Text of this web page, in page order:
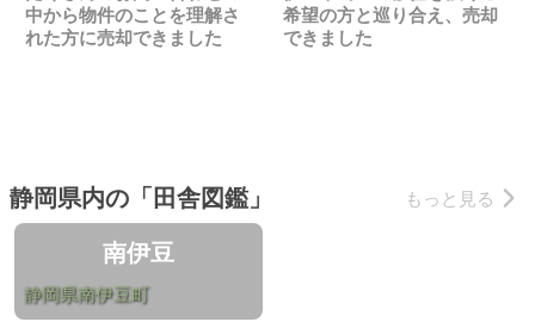
中から物件のことを理解さ
れた方に売却できました
希望の方と巡り合え、売却
できました
静岡県内の「田舎図鑑」 もっと見る
南伊豆
静岡県南伊豆町